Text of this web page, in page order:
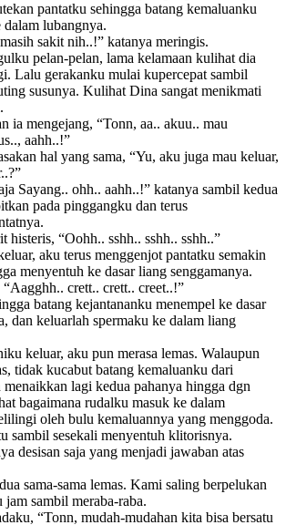
pantatku sehingga batang kemaluanku
dalam lubangnya.
sakit nih..!” katanya meringis.
pelan-pelan, lama kelamaan kulihat dia
Lalu gerakanku mulai kupercepat sambil
susunya. Kulihat Dina sangat menikmati
ia mengejang, “Tonn, aa.. akuu.. mau
aahh..!”
hal yang sama, “Yu, aku juga mau keluar,
Sayang.. ohh.. aahh..!” katanya sambil kedua
pada pinggangku dan terus
histeris, “Oohh.. sshh.. sshh.. sshh..”
aku terus menggenjot pantatku semakin
menyentuh ke dasar liang senggamanya.
“Aagghh.. crett.. crett.. creet..!”
batang kejantananku menempel ke dasar
dan keluarlah spermaku ke dalam liang
keluar, aku pun merasa lemas. Walaupun
tidak kucabut batang kemaluanku dari
lagi kedua pahanya hingga dgn
bagaimana rudalku masuk ke dalam
oleh bulu kemaluannya yang menggoda.
sambil sesekali menyentuh klitorisnya.
desisan saja yang menjadi jawaban atas
sama-sama lemas. Kami saling berpelukan
jam sambil meraba-raba.
“Tonn, mudah-mudahan kita bisa bersatu